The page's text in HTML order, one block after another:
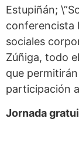
Estupiñán;
conferencista
sociales
Zúñiga, todo
que
participación
Jornada